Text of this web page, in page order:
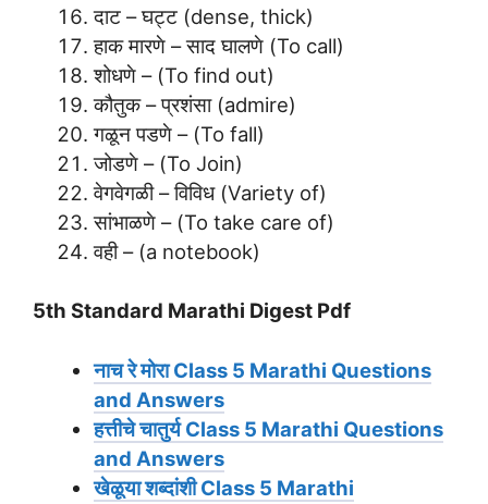
दाट – घट्ट (dense, thick)
हाक मारणे – साद घालणे (To call)
शोधणे – (To find out)
कौतुक – प्रशंसा (admire)
गळून पडणे – (To fall)
जोडणे – (To Join)
वेगवेगळी – विविध (Variety of)
सांभाळणे – (To take care of)
वही – (a notebook)
5th Standard Marathi Digest Pdf
नाच रे मोरा Class 5 Marathi Questions
and Answers
हत्तीचे चातुर्य Class 5 Marathi Questions
and Answers
खेळूया शब्दांशी Class 5 Marathi